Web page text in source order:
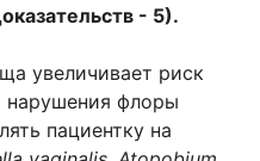
- 5).
увеличивает риск
флоры
пациентку на